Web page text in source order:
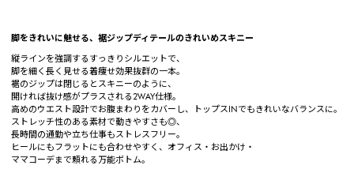
脚をきれいに魅せる、裾ジップディテールのきれいめスキニー
縦ラインを強調するすっきりシルエットで、
脚を細く長く見せる着痩せ効果抜群の一本。
裾のジップは閉じるとスキニーのように、
開ければ抜け感がプラスされる2WAY仕様。
高めのウエスト設計でお腹まわりをカバーし、トップスINでもきれいなバランスに。
ストレッチ性のある素材で動きやすさも◎、
長時間の通勤や立ち仕事もストレスフリー。
ヒールにもフラットにも合わせやすく、オフィス・お出かけ・
ママコーデまで頼れる万能ボトム。